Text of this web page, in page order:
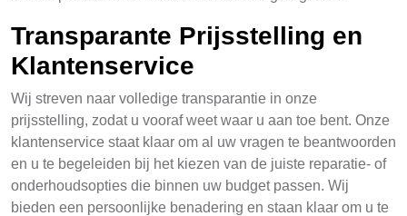
Transparante Prijsstelling en
Klantenservice
Wij streven naar volledige transparantie in onze
prijsstelling, zodat u vooraf weet waar u aan toe bent. Onze
klantenservice staat klaar om al uw vragen te beantwoorden
en u te begeleiden bij het kiezen van de juiste reparatie- of
onderhoudsopties die binnen uw budget passen. Wij
bieden een persoonlijke benadering en staan klaar om u te